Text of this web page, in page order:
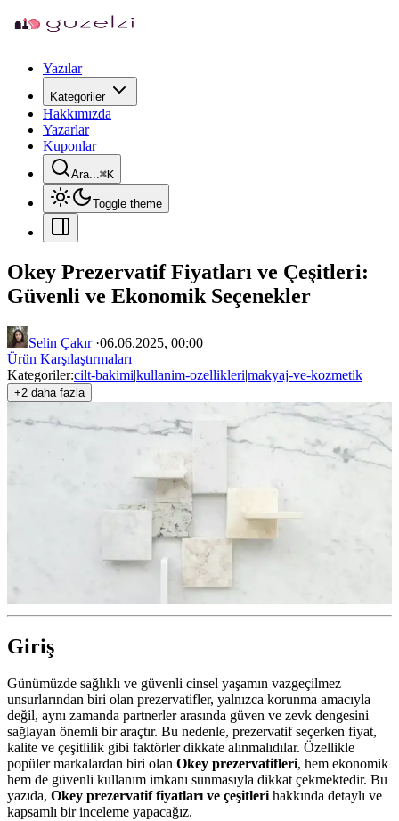
Yazılar
Kategoriler
Hakkımızda
Yazarlar
Kuponlar
Ara...⌘K
Toggle theme
Okey Prezervatif Fiyatları ve Çeşitleri:
Güvenli ve Ekonomik Seçenekler
Selin Çakır ·06.06.2025, 00:00
Ürün Karşılaştırmaları
Kategoriler:cilt-bakimi|kullanim-ozellikleri|makyaj-ve-kozmetik
+2 daha fazla
Giriş
Günümüzde sağlıklı ve güvenli cinsel yaşamın vazgeçilmez
unsurlarından biri olan prezervatifler, yalnızca korunma amacıyla
değil, aynı zamanda partnerler arasında güven ve zevk dengesini
sağlayan önemli bir araçtır. Bu nedenle, prezervatif seçerken fiyat,
kalite ve çeşitlilik gibi faktörler dikkate alınmalıdılar. Özellikle
popüler markalardan biri olan Okey prezervatifleri, hem ekonomik
hem de güvenli kullanım imkanı sunmasıyla dikkat çekmektedir. Bu
yazıda, Okey prezervatif fiyatları ve çeşitlerihakkında detaylı ve
kapsamlı bir inceleme yapacağız.